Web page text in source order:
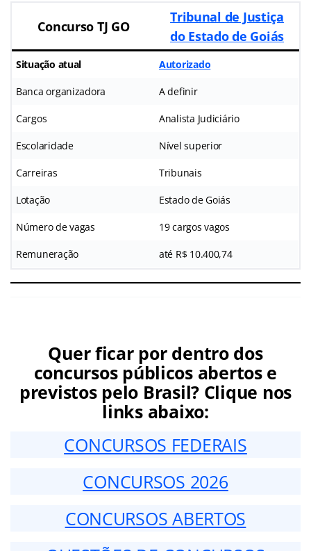
Concurso TJ GO
Tribunal de Justiça
do Estado de Goiás
Situação atual Autorizado
Banca organizadora A definir
Cargos Analista Judiciário
Escolaridade Nível superior
Carreiras Tribunais
Lotação Estado de Goiás
Número de vagas 19 cargos vagos
Remuneração até R$ 10.400,74
Quer ficar por dentro dos
concursos públicos abertos e
previstos pelo Brasil? Clique nos
links abaixo:
CONCURSOS FEDERAIS
CONCURSOS 2026
CONCURSOS ABERTOS